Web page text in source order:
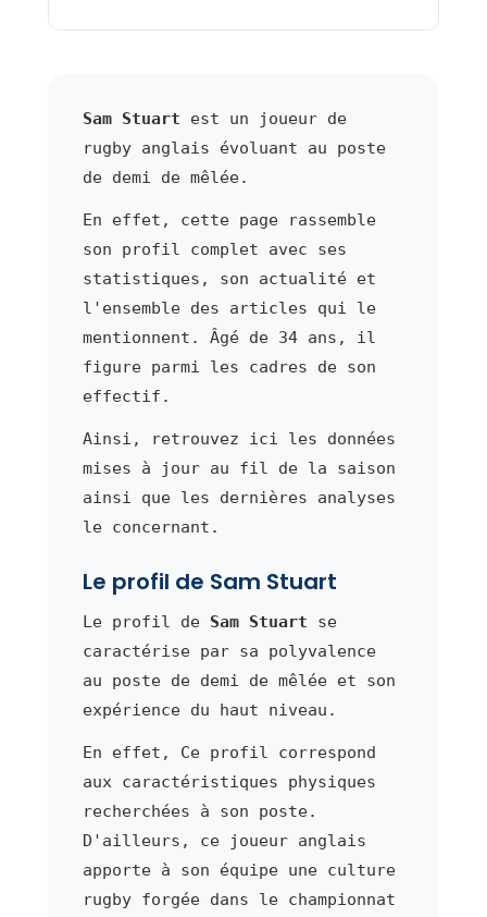
Sam Stuart est un joueur de
rugby anglais évoluant au poste
de demi de mêlée.
En effet, cette page rassemble
son profil complet avec ses
statistiques, son actualité et
l'ensemble des articles qui le
mentionnent. Âgé de 34 ans, il
figure parmi les cadres de son
effectif.
Ainsi, retrouvez ici les données
mises à jour au fil de la saison
ainsi que les dernières analyses
le concernant.
Le profil de Sam Stuart
Le profil de Sam Stuart se
caractérise par sa polyvalence
au poste de demi de mêlée et son
expérience du haut niveau.
En effet, Ce profil correspond
aux caractéristiques physiques
recherchées à son poste.
D'ailleurs, ce joueur anglais
apporte à son équipe une culture
rugby forgée dans le championnat